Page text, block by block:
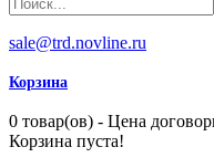
sale@trd.novline.ru
Корзина
0 товар(ов) - Цена
Корзина пуста!